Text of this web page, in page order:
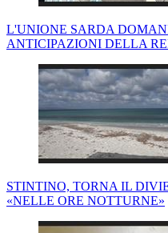
L'UNIONE SARDA
ANTICIPAZIONI DELLA
STINTINO, TORNA IL
«NELLE ORE NOTTURNE»